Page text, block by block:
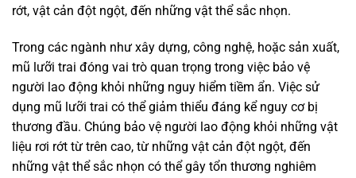
rớt, vật cản đột ngột, đến những vật thể sắc nhọn.
Trong các ngành như xây dựng, công nghệ, hoặc sản xuất,
mũ lưỡi trai đóng vai trò quan trọng trong việc bảo vệ
người lao động khỏi những nguy hiểm tiềm ẩn. Việc sử
dụng mũ lưỡi trai có thể giảm thiểu đáng kể nguy cơ bị
thương đầu. Chúng bảo vệ người lao động khỏi những vật
liệu rơi rớt từ trên cao, từ những vật cản đột ngột, đến
những vật thể sắc nhọn có thể gây tổn thương nghiêm